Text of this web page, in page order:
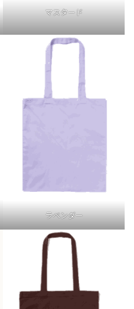
マスタード
ラベンダー